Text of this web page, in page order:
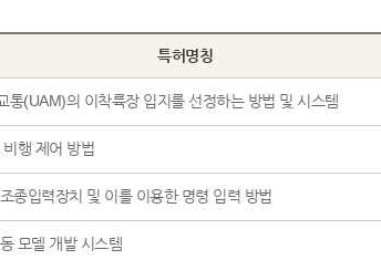
특허명칭
통(UAM)의 이착륙장 입지를 선정하는 방법 및 시스템
행 제어 방법
종입력장치 및 이를 이용한 명령 입력 방법
모델 개발 시스템